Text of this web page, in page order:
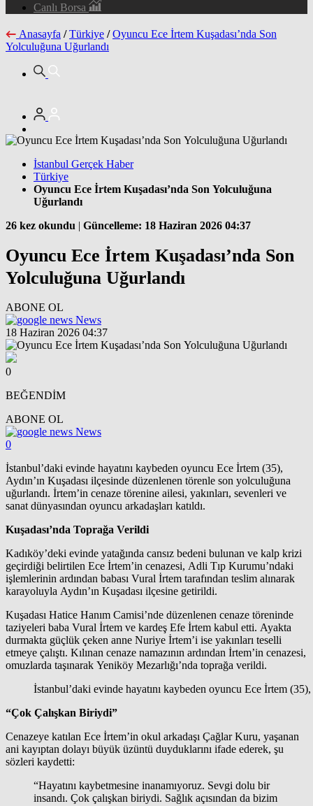
Canlı Borsa
Anasayfa / Türkiye / Oyuncu Ece İrtem Kuşadası’nda Son
Yolculuğuna Uğurlandı
İstanbul Gerçek Haber
Türkiye
Oyuncu Ece İrtem Kuşadası’nda Son Yolculuğuna
Uğurlandı
26 kez okundu | Güncelleme: 18 Haziran 2026 04:37
Oyuncu Ece İrtem Kuşadası’nda Son
Yolculuğuna Uğurlandı
ABONE OL
News
18 Haziran 2026 04:37
0
BEĞENDİM
ABONE OL
News
0
İstanbul’daki evinde hayatını kaybeden oyuncu Ece İrtem (35),
Aydın’ın Kuşadası ilçesinde düzenlenen törenle son yolculuğuna
uğurlandı. İrtem’in cenaze törenine ailesi, yakınları, sevenleri ve
sanat dünyasından oyuncu arkadaşları katıldı.
Kuşadası’nda Toprağa Verildi
Kadıköy’deki evinde yatağında cansız bedeni bulunan ve kalp krizi
geçirdiği belirtilen Ece İrtem’in cenazesi, Adli Tıp Kurumu’ndaki
işlemlerinin ardından babası Vural İrtem tarafından teslim alınarak
karayoluyla Aydın’ın Kuşadası ilçesine getirildi.
Kuşadası Hatice Hanım Camisi’nde düzenlenen cenaze töreninde
taziyeleri baba Vural İrtem ve kardeş Efe İrtem kabul etti. Ayakta
durmakta güçlük çeken anne Nuriye İrtem’i ise yakınları teselli
etmeye çalıştı. Kılınan cenaze namazının ardından İrtem’in cenazesi,
omuzlarda taşınarak Yeniköy Mezarlığı’nda toprağa verildi.
İstanbul’daki evinde hayatını kaybeden oyuncu Ece İrtem
“Çok Çalışkan Biriydi”
Cenazeye katılan Ece İrtem’in okul arkadaşı Çağlar Kuru, yaşanan
ani kayıptan dolayı büyük üzüntü duyduklarını ifade ederek, şu
sözleri kaydetti:
“Hayatını kaybetmesine inanamıyoruz. Sevgi dolu bir
insandı. Çok çalışkan biriydi. Sağlık açısından da bizim